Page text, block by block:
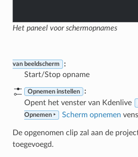
Het paneel voor schermopnames
van beeldscherm
:
Start/Stop opname
Opnemen instellen
:
Opent het venster van Kdenlive
Opnemen ‣ Scherm opnemen
De opgenomen clip zal aan de
toegevoegd.